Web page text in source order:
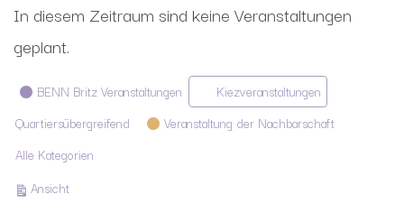
In diesem Zeitraum sind keine Veranstaltungen
geplant.
Kategorien
BENN Britz Veranstaltungen
Kiezveranstaltungen
Quartiersübergreifend
Veranstaltung der Nachbarschaft
Alle Kategorien
Ansichtausdrucken